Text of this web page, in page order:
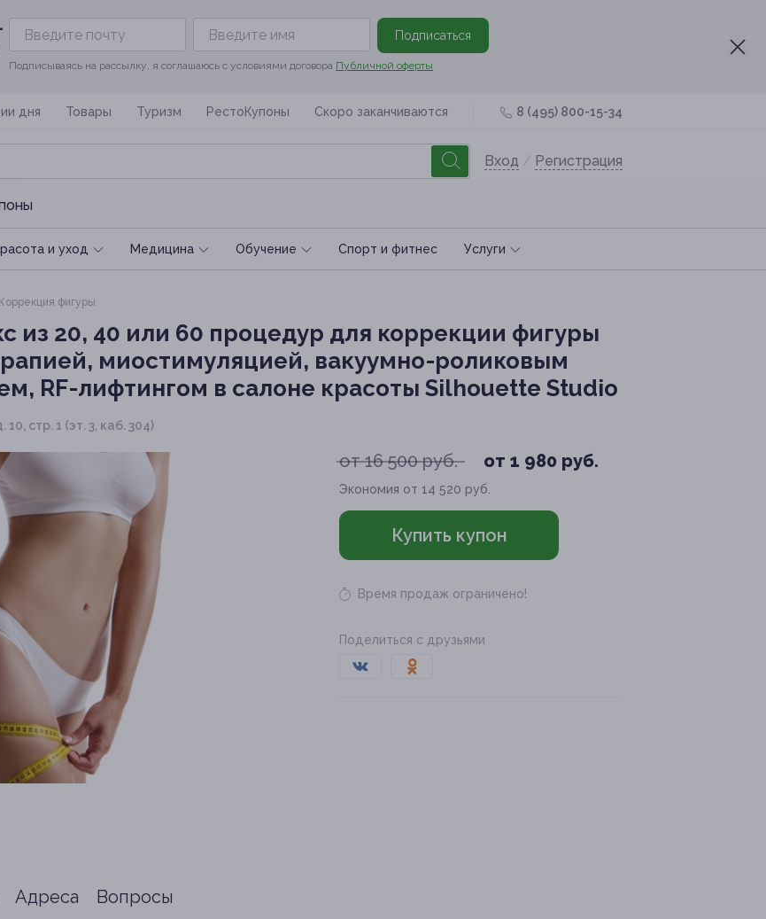
Подписаться
Подписываясь на рассылку, я соглашаюсь с условиями договора Публичной оферты
дня Товары Туризм РестоКупоны Скоро заканчиваются 8 (495) 800-15-34
Вход / Регистрация
и уход Медицина Обучение Спoрт и фитнес Услуги
Коррекция фигуры
из 20, 40 или 60 процедур для коррекции фигуры
миостимуляцией, вакуумно-роликовым
RF-лифтингом в салоне красоты Silhouette Studio
стр. 1 (эт. 3, каб. 304)
от 16 500 руб. от 1 980 руб.
Экономия от 14 520 руб.
Купить купон
Время продаж ограничено!
Поделиться с друзьями
Адреса Вопросы